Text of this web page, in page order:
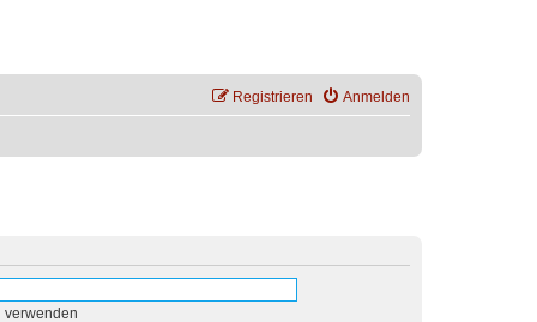
Anmelden
Registrieren
verwenden